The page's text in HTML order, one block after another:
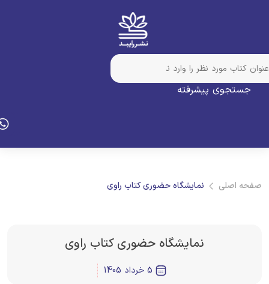
جستجوی پیشرفته
اصلی نمایشگاه حضوری کتاب راوی
نمایشگاه حضوری کتاب راوی
5 خرداد 1405